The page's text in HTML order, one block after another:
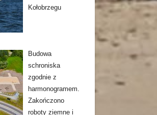
Kołobrzegu
Budowa
schroniska
zgodnie z
harmonogramem.
Zakończono
roboty ziemne i